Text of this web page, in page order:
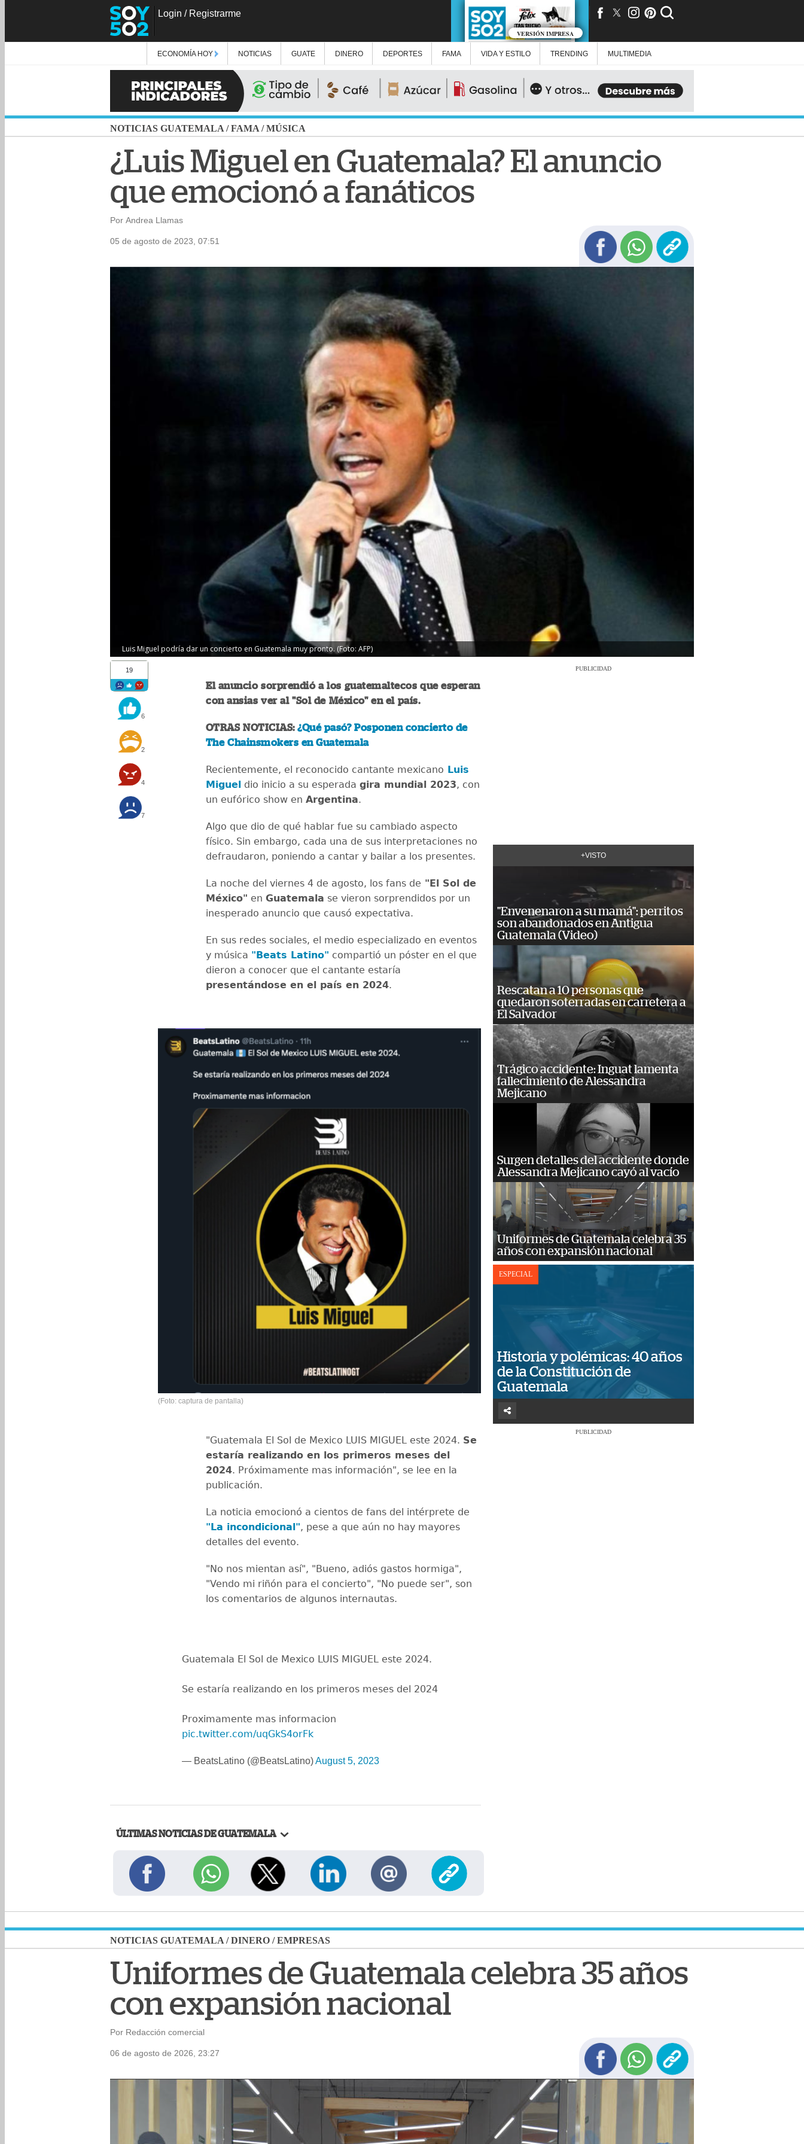
Login / Registrarme
VERSIÓN IMPRESA
ECONOMÍA HOY NOTICIAS GUATE DINERO DEPORTES FAMA VIDA Y ESTILO TRENDING MULTIMEDIA
NOTICIAS GUATEMALA /FAMA /MÚSICA
¿Luis Miguel en Guatemala? El anuncio
que emocionó a fanáticos
Por Andrea Llamas
05 de agosto de 2023, 07:51
Luis Miguel podría dar un concierto en Guatemala muy pronto. (Foto: AFP)
19
6
2
4
7
El anuncio sorprendió a los guatemaltecos que esperan
con ansias ver al "Sol de México" en el país.
OTRAS NOTICIAS:¿Qué pasó? Posponen concierto de
The Chainsmokers en Guatemala
Recientemente, el reconocido cantante mexicano Luis
Miguel dio inicio a su esperada gira mundial 2023, con
un eufórico show en Argentina.
Algo que dio de qué hablar fue su cambiado aspecto
físico. Sin embargo, cada una de sus interpretaciones no
defraudaron, poniendo a cantar y bailar a los presentes.
La noche del viernes 4 de agosto, los fans de "El Sol de
México" en Guatemala se vieron sorprendidos por un
inesperado anuncio que causó expectativa.
En sus redes sociales, el medio especializado en eventos
y música "Beats Latino" compartió un póster en el que
dieron a conocer que el cantante estaría
presentándose en el país en 2024.
(Foto: captura de pantalla)
"Guatemala El Sol de Mexico LUIS MIGUEL este 2024. Se
estaría realizando en los primeros meses del
2024. Próximamente mas información", se lee en la
publicación.
La noticia emocionó a cientos de fans del intérprete de
"La incondicional", pese a que aún no hay mayores
detalles del evento.
"No nos mientan así", "Bueno, adiós gastos hormiga",
"Vendo mi riñón para el concierto", "No puede ser", son
los comentarios de algunos internautas.
Guatemala El Sol de Mexico LUIS MIGUEL este 2024.
Se estaría realizando en los primeros meses del 2024
Proximamente mas informacion
pic.twitter.com/uqGkS4orFk
— BeatsLatino (@BeatsLatino)August 5, 2023
ÚLTIMAS NOTICIAS DE GUATEMALA
PUBLICIDAD
+VISTO
"Envenenaron a su mamá": perritos
son abandonados en Antigua
Guatemala (Video)
Rescatan a 10 personas que
quedaron soterradas en carretera a
El Salvador
Trágico accidente: Inguat lamenta
fallecimiento de Alessandra
Mejicano
Surgen detalles del accidente donde
Alessandra Mejicano cayó al vacío
Uniformes de Guatemala celebra 35
años con expansión nacional
ESPECIAL
Historia y polémicas: 40 años
de la Constitución de
Guatemala
PUBLICIDAD
NOTICIAS GUATEMALA /DINERO /EMPRESAS
Uniformes de Guatemala celebra 35 años
con expansión nacional
Por Redacción comercial
06 de agosto de 2026, 23:27